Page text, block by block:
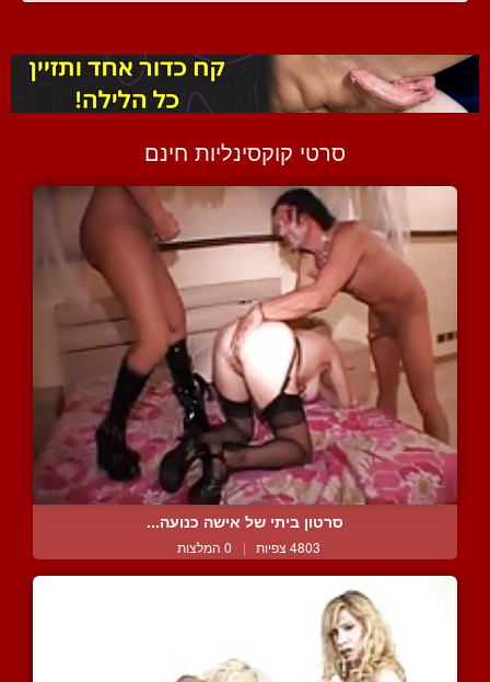
סרטי קוקסינליות חינם
סרטון ביתי של אישה כנועה...
4803 צפיות | 0 המלצות